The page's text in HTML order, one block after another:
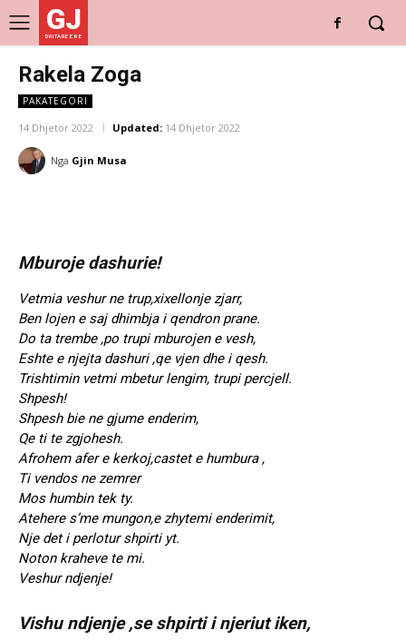
GJ
DRITARE E RE
Rakela Zoga
PAKATEGORI
14 Dhjetor 2022 Updated: 14 Dhjetor 2022
Nga Gjin Musa
Mburoje dashurie!
Vetmia veshur ne trup,xixellonje zjarr,
Ben lojen e saj dhimbja i qendron prane.
Do ta trembe ,po trupi mburojen e vesh,
Eshte e njejta dashuri ,qe vjen dhe i qesh.
Trishtimin vetmi mbetur lengim, trupi percjell.
Shpesh!
Shpesh bie ne gjume enderim,
Qe ti te zgjohesh.
Afrohem afer e kerkoj,castet e humbura ,
Ti vendos ne zemrer
Mos humbin tek ty.
Atehere s’me mungon,e zhytemi enderimit,
Nje det i perlotur shpirti yt.
Noton kraheve te mi.
Veshur ndjenje!
Vishu ndjenje ,se shpirti i njeriut iken,